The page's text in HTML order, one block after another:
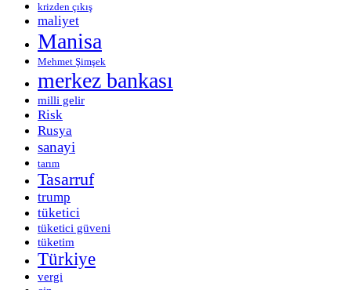
krizden çıkış
maliyet
Manisa
Mehmet Şimşek
merkez bankası
milli gelir
Risk
Rusya
sanayi
tarım
Tasarruf
trump
tüketici
tüketici güveni
tüketim
Türkiye
vergi